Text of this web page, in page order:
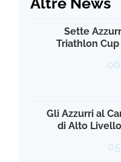
Sette
Triathlon
Gli Azzurri al
di Alto